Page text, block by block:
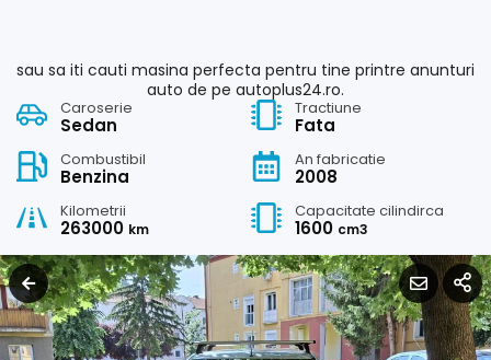
sau sa iti cauti masina perfecta pentru tine printre anunturi
auto de pe autoplus24.ro.
Caroserie
Sedan
Tractiune
Fata
Combustibil
Benzina
An fabricatie
2008
Kilometrii
263000 km
Capacitate cilindirca
1600 cm3